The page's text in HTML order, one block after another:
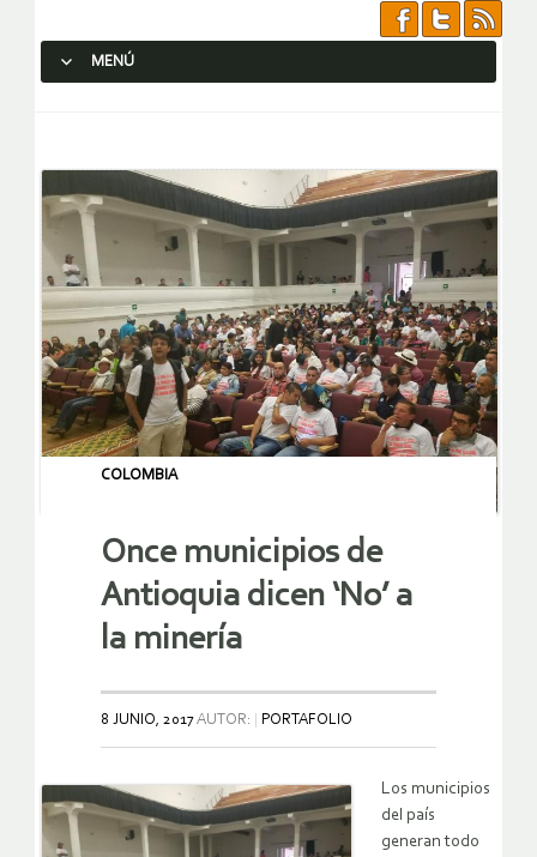
MENÚ
COLOMBIA
Once municipios de
Antioquia dicen ‘No’ a
la minería
8 JUNIO, 2017AUTOR: PORTAFOLIO
Los municipios
del país
generan todo